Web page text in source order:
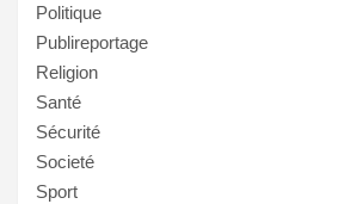
Politique
Publireportage
Religion
Santé
Sécurité
Societé
Sport